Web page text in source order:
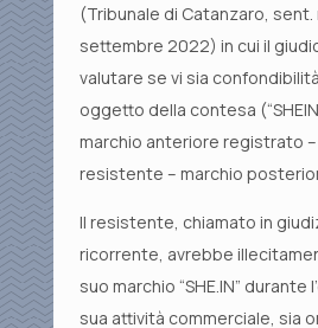
(Tribunale di Catanzaro, sent.
settembre 2022) in cui il
valutare se vi sia
oggetto della contesa
marchio anteriore registrato –
resistente – marchio
Il resistente, chiamato in
ricorrente, avrebbe
suo marchio “SHE.IN” durante
sua attività commerciale, sia